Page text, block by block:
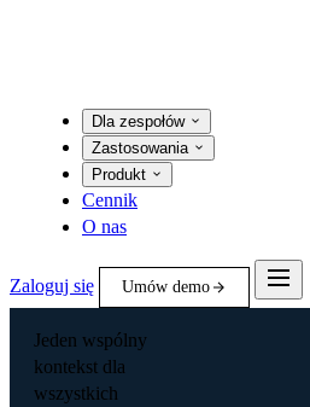
Dla zespołów
Zastosowania
Produkt
Cennik
O nas
Zaloguj się Umów demo
Jeden wspólny
kontekst dla
wszystkich